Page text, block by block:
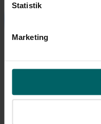
Statistik
Marketing